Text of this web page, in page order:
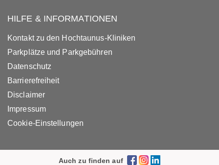
HILFE & INFORMATIONEN
Kontakt zu den Hochtaunus-Kliniken
Parkplätze und Parkgebühren
Datenschutz
Barrierefreiheit
Disclaimer
Impressum
Cookie-Einstellungen
Auch zu finden auf